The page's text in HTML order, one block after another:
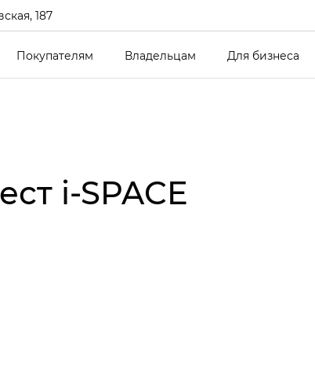
187
Покупателям Владельцам Для бизнеса
i‑SPACE